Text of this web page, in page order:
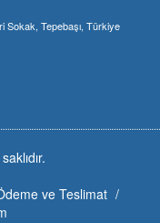
Sokak, Tepebaşı, Türkiye
ve Teslimat